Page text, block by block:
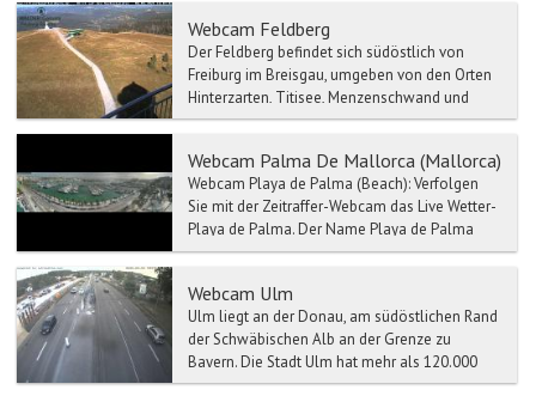
Webcam Feldberg
Der Feldberg befindet sich südöstlich von
Freiburg im Breisgau, umgeben von den Orten
Hinterzarten, Titisee, Menzenschwand und
Bernau und Todtnau. ...
Webcam Palma De Mallorca (Mallorca)
Webcam Playa de Palma (Beach): Verfolgen
Sie mit der Zeitraffer-Webcam das Live Wetter-
Playa de Palma. Der Name Playa de Palma
bezeic...
Webcam Ulm
Ulm liegt an der Donau, am südöstlichen Rand
der Schwäbischen Alb an der Grenze zu
Bayern. Die Stadt Ulm hat mehr als 120.000
Einwohner, bildet ei...